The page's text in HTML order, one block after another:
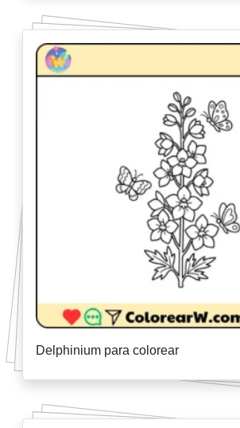
Delphinium para colorear